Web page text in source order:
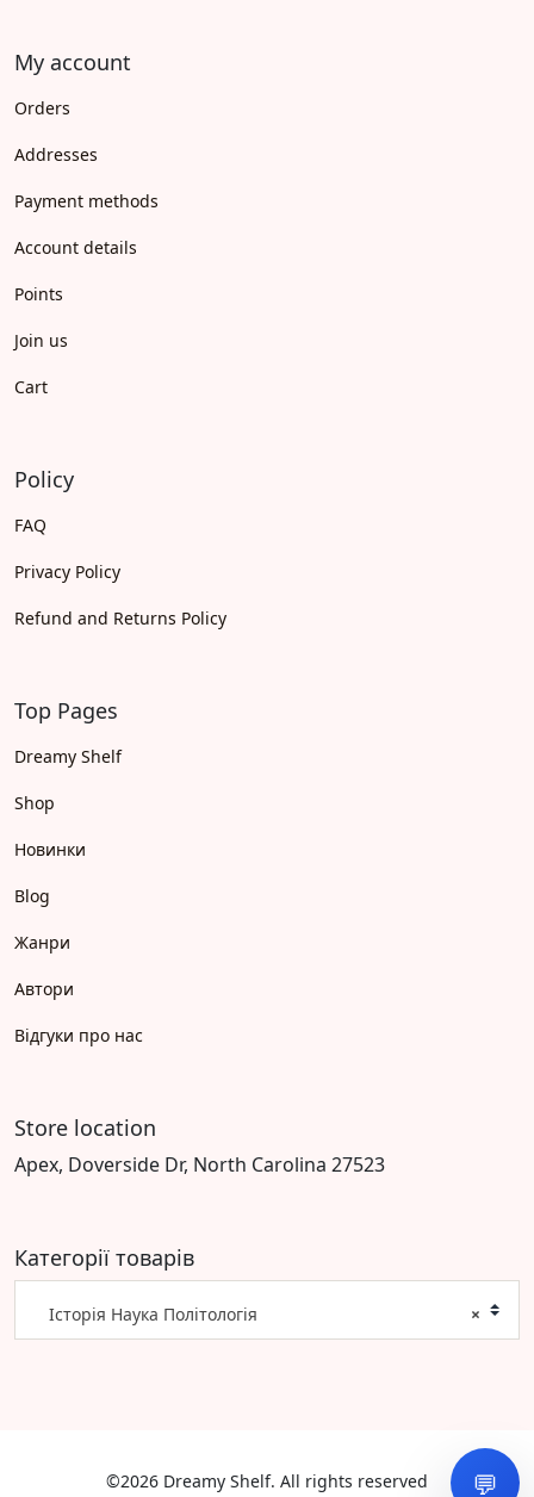
My account
Orders
Addresses
Payment methods
Account details
Points
Join us
Cart
Policy
FAQ
Privacy Policy
Refund and Returns Policy
Top Pages
Dreamy Shelf
Shop
Новинки
Blog
Жанри
Автори
Відгуки про нас
Store location
Apex, Doverside Dr, North Carolina 27523
Категорії товарів
×
Історія Наука Політологія
©2026 Dreamy Shelf. All rights reserved 💬